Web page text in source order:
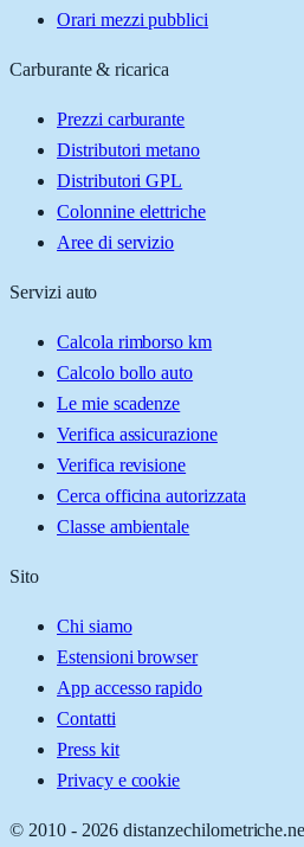
Orari mezzi pubblici
Carburante & ricarica
Prezzi carburante
Distributori metano
Distributori GPL
Colonnine elettriche
Aree di servizio
Servizi auto
Calcola rimborso km
Calcolo bollo auto
Le mie scadenze
Verifica assicurazione
Verifica revisione
Cerca officina autorizzata
Classe ambientale
Sito
Chi siamo
Estensioni browser
App accesso rapido
Contatti
Press kit
Privacy e cookie
© 2010 - 2026